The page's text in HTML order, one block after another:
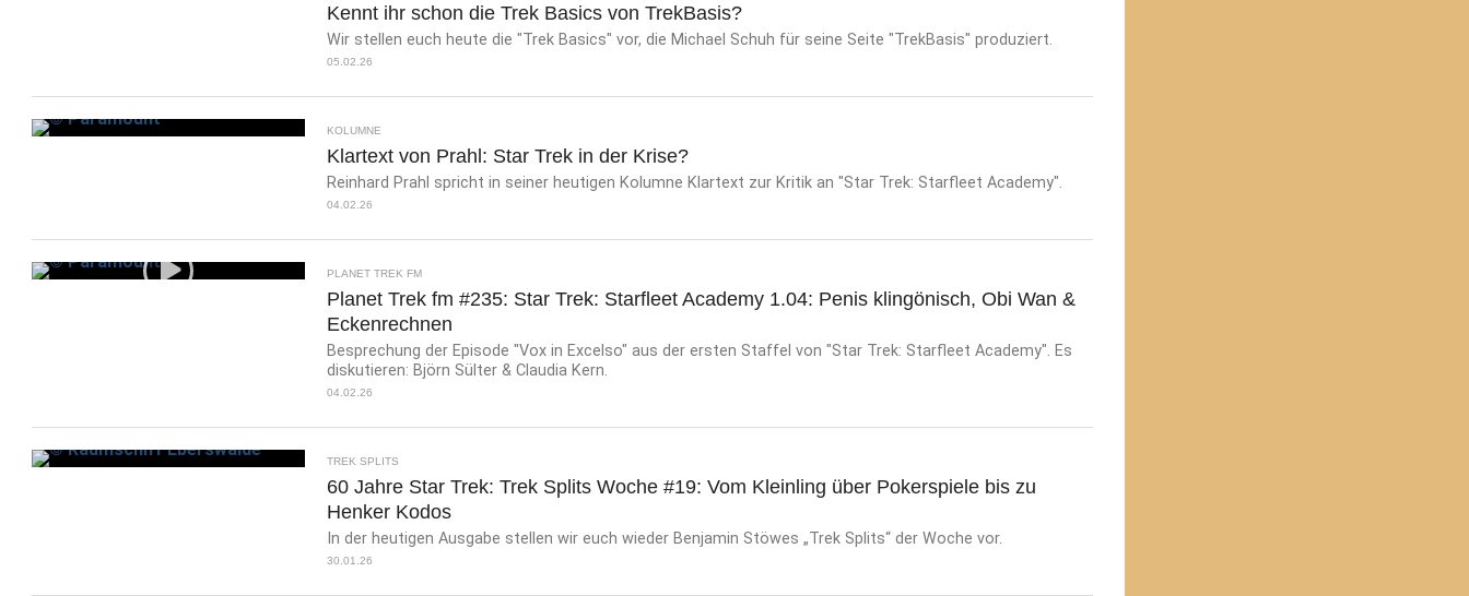
Kennt ihr schon die Trek Basics von TrekBasis?
Wir stellen euch heute die "Trek Basics" vor, die Michael Schuh für seine Seite "TrekBasis" produziert.
05.02.26
KOLUMNE
Klartext von Prahl: Star Trek in der Krise?
Reinhard Prahl spricht in seiner heutigen Kolumne Klartext zur Kritik an "Star Trek: Starfleet Academy".
04.02.26
PLANET TREK FM
Planet Trek fm #235: Star Trek: Starfleet Academy 1.04: Penis klingönisch, Obi Wan &
Eckenrechnen
Besprechung der Episode "Vox in Excelso" aus der ersten Staffel von "Star Trek: Starfleet Academy". Es
diskutieren: Björn Sülter & Claudia Kern.
04.02.26
TREK SPLITS
60 Jahre Star Trek: Trek Splits Woche #19: Vom Kleinling über Pokerspiele bis zu
Henker Kodos
In der heutigen Ausgabe stellen wir euch wieder Benjamin Stöwes „Trek Splits“ der Woche vor.
30.01.26